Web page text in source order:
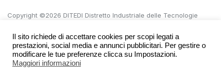
Copyright ©2026 DITEDI Distretto Industriale delle Tecnologie
P.IVA 02561380300 | REA UD 270601
Il sito richiede di accettare cookies per scopi legati a
prestazioni, social media e annunci pubblicitari. Per gestire o
modificare le tue preferenze clicca su Impostazioni.
Maggiori informazioni